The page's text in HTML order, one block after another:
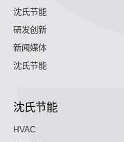
沈氏节能
研发创新
新闻媒体
沈氏节能
沈氏节能
HVAC